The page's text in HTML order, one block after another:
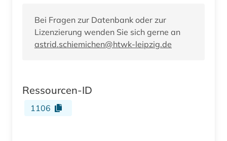
Bei Fragen zur Datenbank oder zur
Lizenzierung wenden Sie sich gerne an
astrid.schiemichen@htwk-leipzig.de
Ressourcen-ID
1106